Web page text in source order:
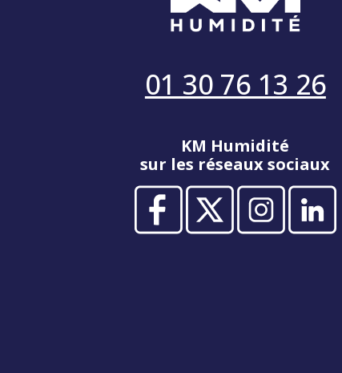
01 30 76 13 26
KM Humidité
sur les réseaux sociaux